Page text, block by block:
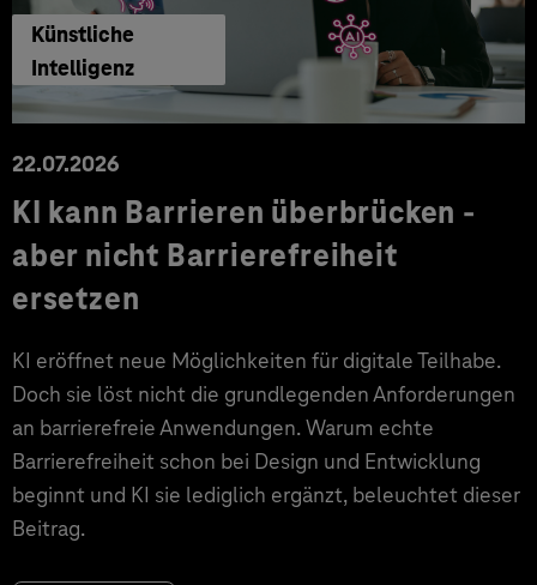
Künstliche
Intelligenz
22.07.2026
KI kann Barrieren überbrücken -
aber nicht Barrierefreiheit
ersetzen
KI eröffnet neue Möglichkeiten für digitale Teilhabe.
Doch sie löst nicht die grundlegenden Anforderungen
an barrierefreie Anwendungen. Warum echte
Barrierefreiheit schon bei Design und Entwicklung
beginnt und KI sie lediglich ergänzt, beleuchtet dieser
Beitrag.